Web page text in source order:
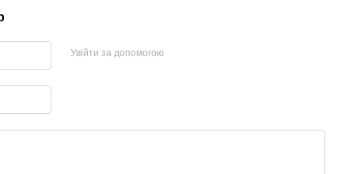
Увійти за допомогою